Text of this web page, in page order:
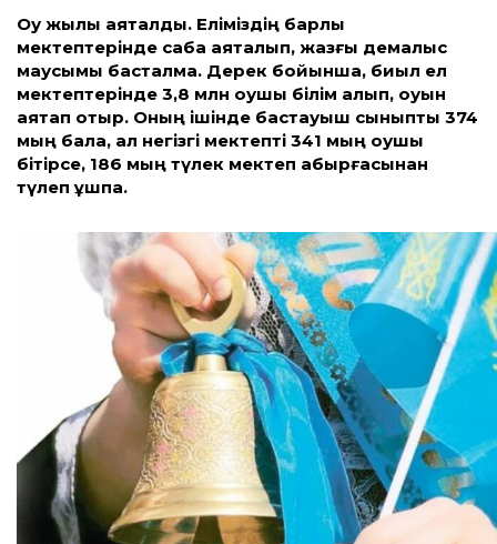
Оқу жылы аяқталды. Еліміздің барлық
мектептерінде сабақ аяқталып, жазғы демалыс
маусымы басталмақ. Дерек бойынша, биыл ел
мектептерінде 3,8 млн оқушы білім алып, оқуын
аяқтап отыр. Оның ішінде бастауыш сыныпты 374
мың бала, ал негізгі мектепті 341 мың оқушы
бітірсе, 186 мың түлек мектеп қабырғасынан
түлеп ұшпақ.